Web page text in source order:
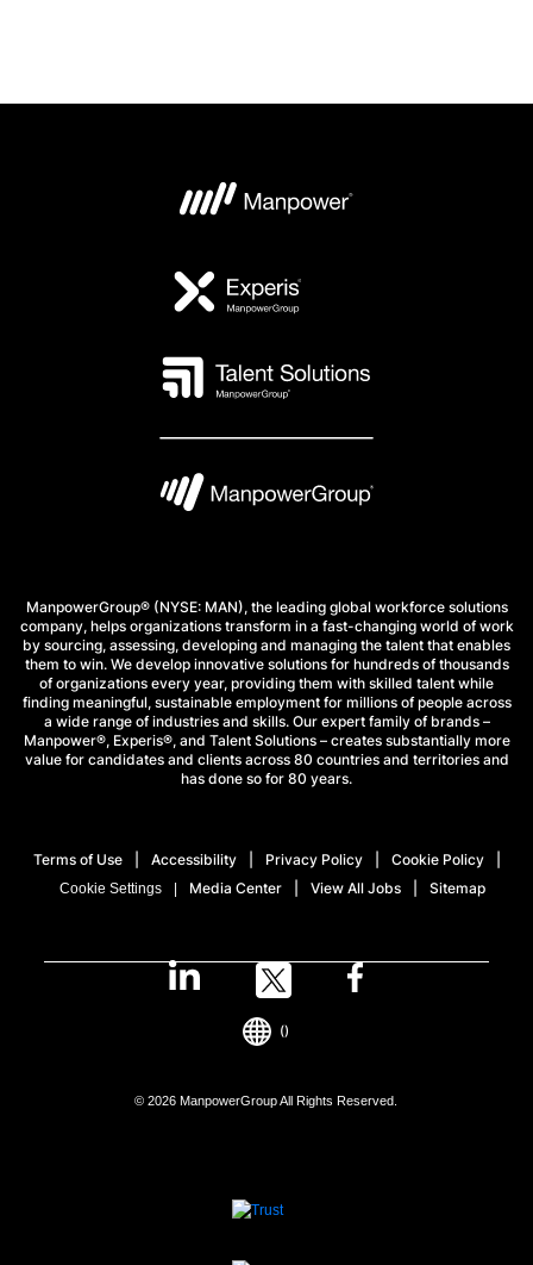
ManpowerGroup® (NYSE: MAN), the leading global workforce solutions
company, helps organizations transform in a fast-changing world of work
by sourcing, assessing, developing and managing the talent that enables
them to win. We develop innovative solutions for hundreds of thousands
of organizations every year, providing them with skilled talent while
finding meaningful, sustainable employment for millions of people across
a wide range of industries and skills. Our expert family of brands –
Manpower®, Experis®, and Talent Solutions – creates substantially more
value for candidates and clients across 80 countries and territories and
has done so for 80 years.
Terms of Use Accessibility Privacy Policy Cookie Policy
Cookie Settings Media Center View All Jobs Sitemap
© 2026 ManpowerGroup All Rights Reserved.
()